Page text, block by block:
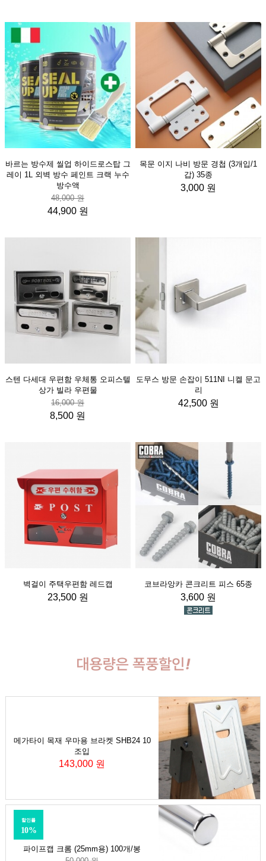
바르는 방수제 씰업 하이드로스탑 그
레이 1L 외벽 방수 페인트 크랙 누수
방수액
48,000 원
44,900 원
목문 이지 나비 방문 경첩 (3개입/1
갑) 35종
3,000 원
스텐 다세대 우편함 우체통 오피스텔
상가 빌라 우편물
16,000 원
8,500 원
도무스 방문 손잡이 511NI 니켈 문고
리
42,500 원
벽걸이 주택우편함 레드캡
23,500 원
코브라앙카 콘크리트 피스 65종
3,600 원
메가타이 목재 우마용 브라켓 SHB24 10
조입
143,000 원
파이프캡 크롬 (25mm용) 100개/봉
할인률
10%